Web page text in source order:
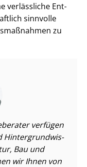
verlässliche Ent­
sinnvolle
zu
verfügen
Hin­ter­grund­wis­
Bau und
wir Ihnen von